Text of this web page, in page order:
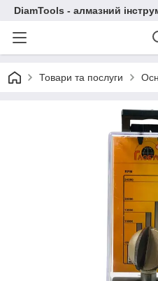
DiamTools - алмазний
Товари та послуги